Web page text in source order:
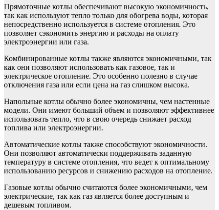
Прямоточные котлы обеспечивают высокую экономичность,
так как используют тепло только для обогрева воды, которая
непосредственно используется в системе отопления. Это
позволяет сэкономить энергию и расходы на оплату
электроэнергии или газа.
Комбинированные котлы также являются экономичными, так
как они позволяют использовать как газовое, так и
электрическое отопление. Это особенно полезно в случае
отключения газа или если цена на газ слишком высока.
Напольные котлы обычно более экономичны, чем настенные
модели. Они имеют больший объем и позволяют эффективнее
использовать тепло, что в свою очередь снижает расход
топлива или электроэнергии.
Автоматические котлы также способствуют экономичности.
Они позволяют автоматически поддерживать заданную
температуру в системе отопления, что ведет к оптимальному
использованию ресурсов и снижению расходов на отопление.
Газовые котлы обычно считаются более экономичными, чем
электрические, так как газ является более доступным и
дешевым топливом.